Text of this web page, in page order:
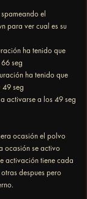
el
para ver cual es su
ha tenido que
seg
ha tenido que
49 seg
activarse a los 49 seg
ocasión el polvo
ocasión se activo
activación tiene cada
despues pero